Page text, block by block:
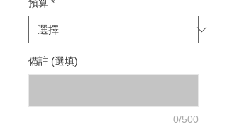
預算 *
備註 (選填)
0/500